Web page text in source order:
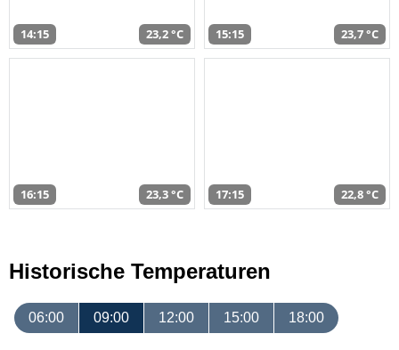
14:15 23,2 °C 15:15 23,7 °C
16:15 23,3 °C 17:15 22,8 °C
Historische Temperaturen
06:00 09:00 12:00 15:00 18:00